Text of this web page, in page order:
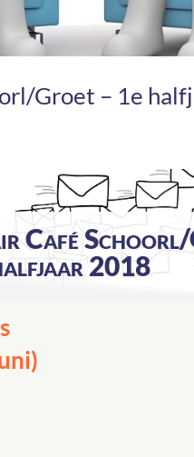
Groet – 1e
Café
2018